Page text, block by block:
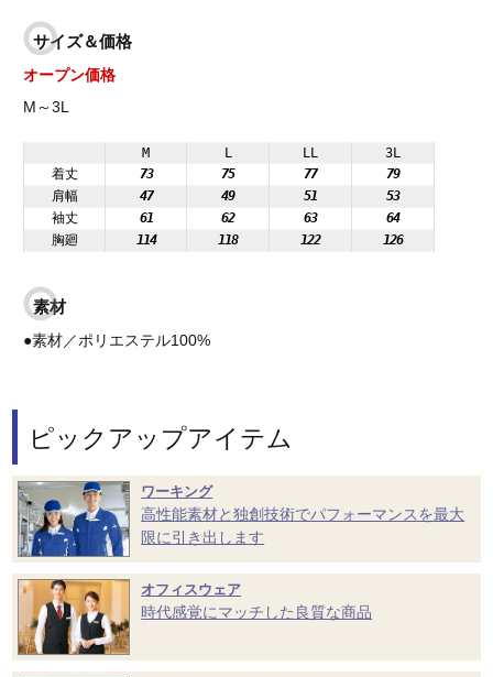
サイズ＆価格
オープン価格
M～3L
M L LL
3L
着丈
73 75 77
79
肩幅
47 49 51
53
袖丈
61 62 63
64
胸廻
114 118 122 126
素材
●素材／ポリエステル100%
ピックアップアイテム
ワーキング
高性能素材と独創技術でパフォーマンスを最大
限に引き出します
オフィスウェア
時代感覚にマッチした良質な商品